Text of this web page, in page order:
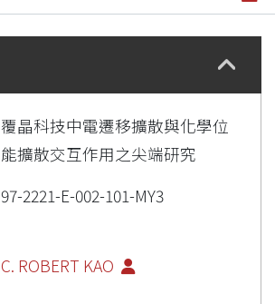
Details
覆晶科技中電遷移擴散與化學位
能擴散交互作用之尖端研究
97-2221-E-002-101-MY3
C. ROBERT KAO